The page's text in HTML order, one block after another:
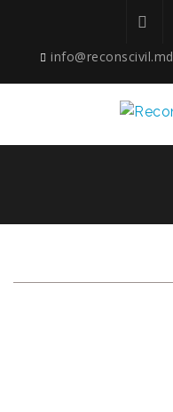
info@reconscivil.md